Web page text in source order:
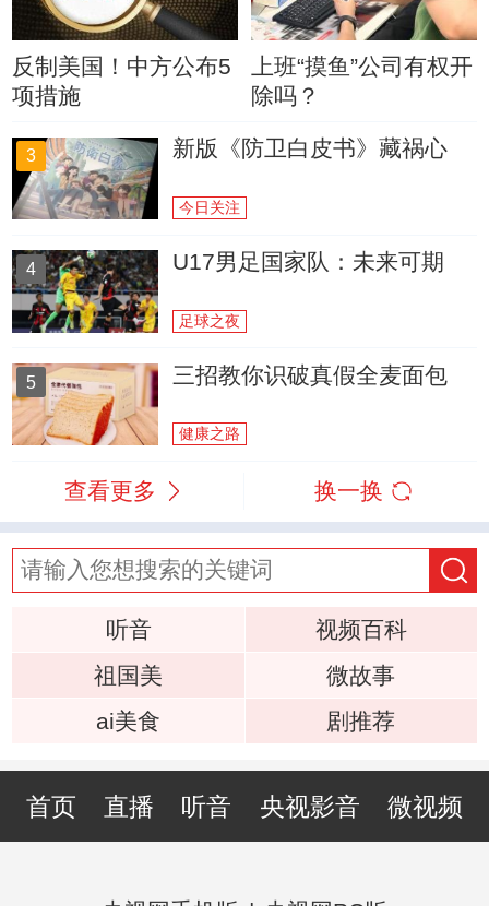
反制美国！中方公布5
项措施
上班“摸鱼”公司有权开
除吗？
3 新版《防卫白皮书》藏祸心
今日关注
4 U17男足国家队：未来可期
足球之夜
5 三招教你识破真假全麦面包
健康之路
查看更多 换一换
听音
视频百科
祖国美
微故事
ai美食
剧推荐
首页 直播 听音 央视影音 微视频